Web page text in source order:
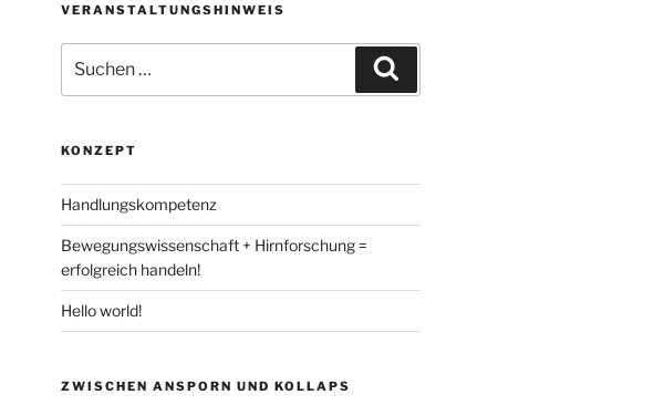
VERANSTALTUNGSHINWEIS
nach:
KONZEPT
Handlungskompetenz
Bewegungswissenschaft + Hirnforschung =
erfolgreich handeln!
Hello world!
ZWISCHEN ANSPORN UND KOLLAPS